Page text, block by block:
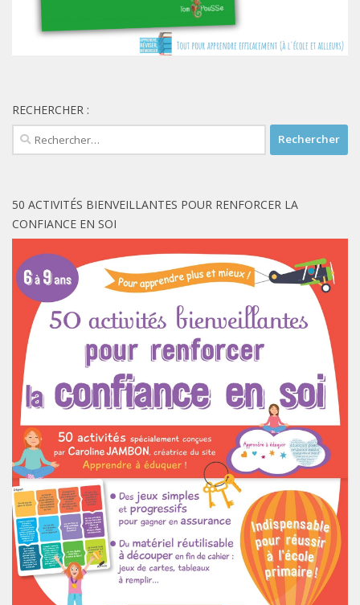
RECHERCHER :
Rechercher :
50 ACTIVITÉS BIENVEILLANTES POUR RENFORCER LA
CONFIANCE EN SOI